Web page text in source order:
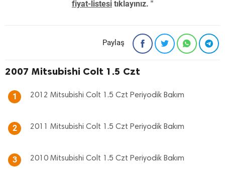
fiyat-listesi tıklayınız. "
Paylaş
2007 Mitsubishi Colt 1.5 Czt
1 2012 Mitsubishi Colt 1.5 Czt Periyodik Bakım
2 2011 Mitsubishi Colt 1.5 Czt Periyodik Bakım
3 2010 Mitsubishi Colt 1.5 Czt Periyodik Bakım